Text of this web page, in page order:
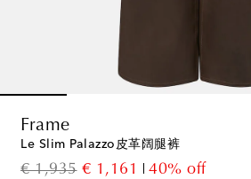
Frame
Le Slim Palazzo皮革阔腿裤
€ 1,935original price
€ 1,161 discount price
40% off